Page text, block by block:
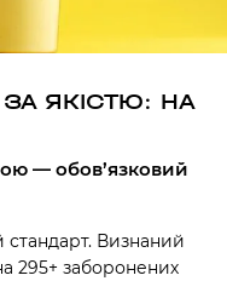
ЯКІСТЮ: НА
— обов’язковий
Визнаний
295+ заборонених